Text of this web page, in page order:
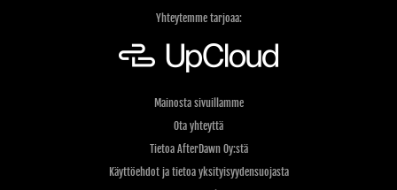
Yhteytemme tarjoaa:
Mainosta sivuillamme
Ota yhteyttä
Tietoa AfterDawn Oy:stä
Käyttöehdot ja tietoa yksityisyydensuojasta